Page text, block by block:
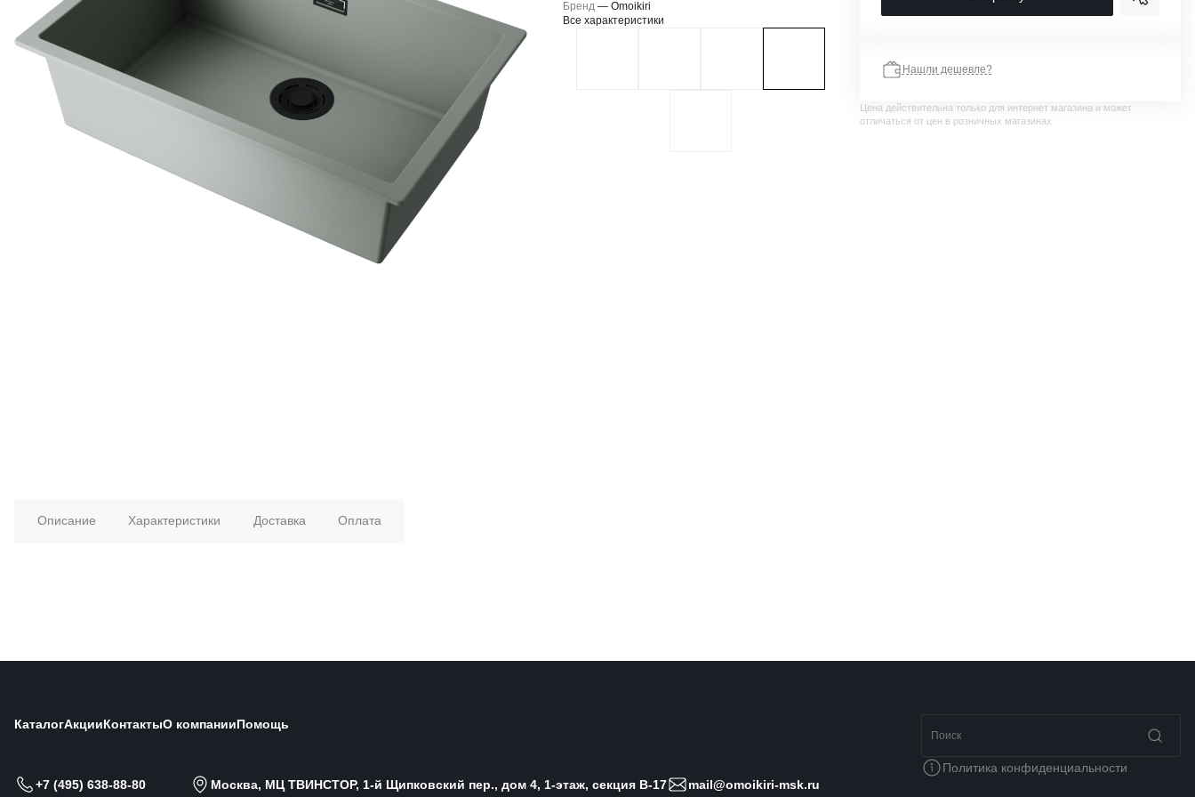
Бренд —Omoikiri
Все характеристики
Нашли дешевле?
Цена действительна только для интернет магазина и может
отличаться от цен в розничных магазинах
Описание Характеристики Доставка Оплата
КаталогАкцииКонтактыО компанииПомощь
+7 (495) 638-88-80 Москва, МЦ ТВИНСТОР, 1-й Щипковский пер., дом 4, 1-этаж, секция B-17 mail@omoikiri-msk.ru
Политика конфиденциальности